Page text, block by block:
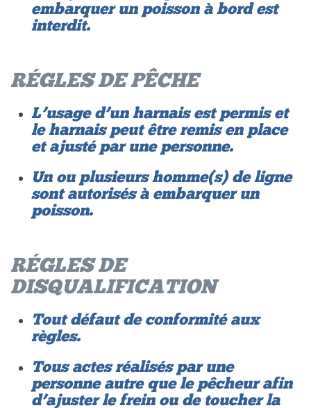
embarquer un poisson à bord est
interdit.
RÉGLES DE PÊCHE
L’usage d’un harnais est permis et
le harnais peut être remis en place
et ajusté par une personne.
Un ou plusieurs homme(s) de ligne
sont autorisés à embarquer un
poisson.
RÉGLES DE
DISQUALIFICATION
Tout défaut de conformité aux
règles.
Tous actes réalisés par une
personne autre que le pêcheur afin
d’ajuster le frein ou de toucher la